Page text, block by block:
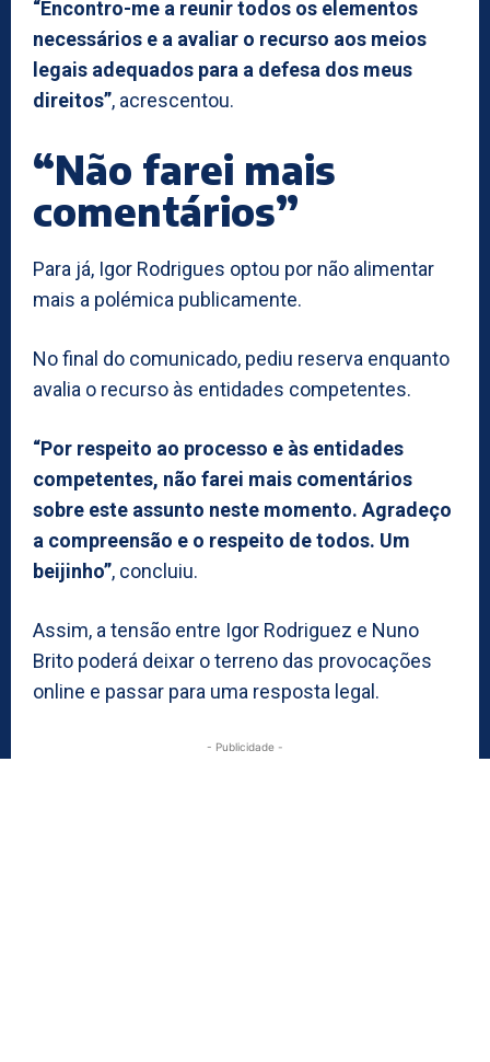
“Encontro-me a reunir todos os elementos
necessários e a avaliar o recurso aos meios
legais adequados para a defesa dos meus
direitos”, acrescentou.
“Não farei mais
comentários”
Para já, Igor Rodrigues optou por não alimentar
mais a polémica publicamente.
No final do comunicado, pediu reserva enquanto
avalia o recurso às entidades competentes.
“Por respeito ao processo e às entidades
competentes, não farei mais comentários
sobre este assunto neste momento. Agradeço
a compreensão e o respeito de todos. Um
beijinho”, concluiu.
Assim, a tensão entre Igor Rodriguez e Nuno
Brito poderá deixar o terreno das provocações
online e passar para uma resposta legal.
- Publicidade -